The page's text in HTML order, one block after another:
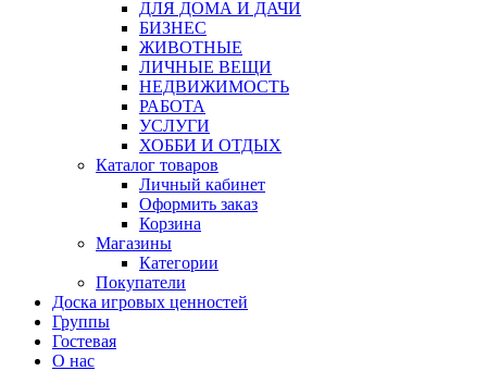
ДЛЯ ДОМА И ДАЧИ
БИЗНЕС
ЖИВОТНЫЕ
ЛИЧНЫЕ ВЕЩИ
НЕДВИЖИМОСТЬ
РАБОТА
УСЛУГИ
ХОББИ И ОТДЫХ
Каталог товаров
Личный кабинет
Оформить заказ
Корзина
Магазины
Категории
Покупатели
Доска игровых ценностей
Группы
Гостевая
О нас